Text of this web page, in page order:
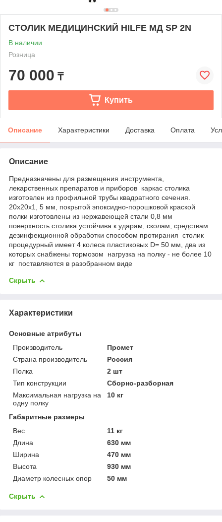
СТОЛИК МЕДИЦИНСКИЙ HILFE МД SP 2N
В наличии
Розница
70 000 ₸
Купить
Описание Характеристики Доставка Оплата
Описание
Предназначены для размещения инструмента,
лекарственных препаратов и приборов каркас столика
изготовлен из профильной трубы квадратного сечения.
20х20х1, 5 мм, покрытой эпоксидно-порошковой краской
полки изготовлены из нержавеющей стали 0,8 мм
поверхность столика устойчива к ударам, сколам, средствам
дезинфекционной обработки способом протирания столик
процедурный имеет 4 колеса пластиковых D= 50 мм, два из
которых снабжены тормозом нагрузка на полку - не более 10
кг поставляются в разобранном виде
Скрыть
Характеристики
Основные атрибуты
Производитель
Промет
Страна производитель
Россия
Полка
2 шт
Тип конструкции
Сборно-разборная
Максимальная нагрузка на
одну полку
10 кг
Габаритные размеры
Вес
11 кг
Длина
630 мм
Ширина
470 мм
Высота
930 мм
Диаметр колесных опор
50 мм
Скрыть